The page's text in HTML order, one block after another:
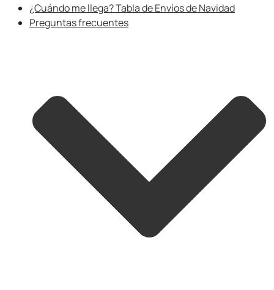
¿Cuándo me llega? Tabla de Envíos de Navidad
Preguntas frecuentes